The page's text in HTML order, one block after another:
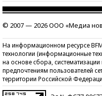
© 2007 — 2026 ООО «Медиа
На информационном ресурсе
технологии (информационные
на основе сбора,
предпочтениям пользователей
территории Российской